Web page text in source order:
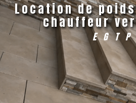
location de poids lourd avec
chauffeur
EGTP